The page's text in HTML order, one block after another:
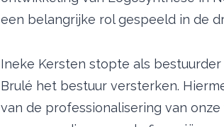
een belangrijke rol gespeeld in de
Ineke Kersten stopte als bestuurder
Brulé het bestuur versterken.
van de professionalisering van